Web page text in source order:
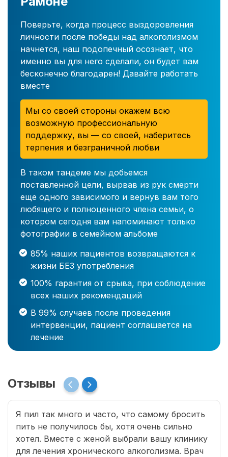
Поверьте, когда процесс выздоровления
личности после победы над алкоголизмом
начнется, наш подопечный осознает, что
именно вы для него сделали, он будет вам
бесконечно благодарен! Давайте работать
вместе
Мы со своей стороны окажем всю
возможную профессиональную
поддержку, вы — со своей, наберитесь
терпения и безграничной любви
В таком тандеме мы добьемся
поставленной цели, вырвав из рук смерти
еще одного зависимого и вернув вам того
любящего и полноценного члена семьи, о
котором сегодня вам напоминают только
фотографии в семейном альбоме
85% наших пациентов возвращаются к
жизни БЕЗ употребления
100% гарантия от срыва, при соблюдение
всех наших рекомендаций
В 99% случаев после проведения
интервенции, пациент соглашается на
лечение
Отзывы
Я пил так много и часто, что самому бросить
пить не получилось бы, хотя очень сильно
хотел. Вместе с женой выбрали вашу клинику
для лечения хронического алкоголизма. Врач